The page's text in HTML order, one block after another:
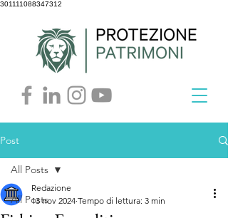
301111088347312
Post
All Posts
All Posts
Redazione
13 nov 2024 Tempo di lettura: 3 min